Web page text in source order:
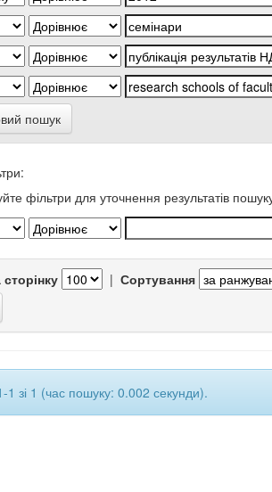
пошук
фільтри для уточнення результатів
| Сортування
1 зі 1 (час пошуку: 0.002 секунди).